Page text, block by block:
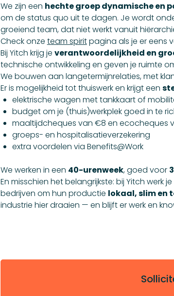
We zijn een hechte groep dynamische en
om de status quo uit te dagen. Je wordt
groeiend team, dat niet werkt vanuit
Check onze team spiritpagina als je er eens
Bij Yitch krijg je verantwoordelijkheid en
technische ontwikkeling en geven je ruimte
We bouwen aan langetermijnrelaties, met
Er is mogelijkheid tot thuiswerk en krijgt een
elektrische wagen met tankkaart of
budget om je (thuis)werkplek goed in te
maaltijdcheques van €8 en ecocheques
groeps- en hospitalisatieverzekering
extra voordelen via Benefits@Work
We werken in een 40-urenweek, goed voor
En misschien het belangrijkste: bij Yitch werk
bedrijven om hun productie lokaal, slim en
industrie hier draaien — en blijft er werk en